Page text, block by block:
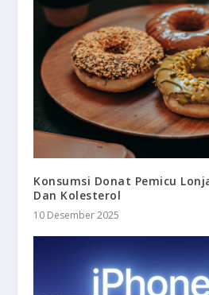
Konsumsi Donat Pemicu
Dan Kolesterol
10 Desember 2025